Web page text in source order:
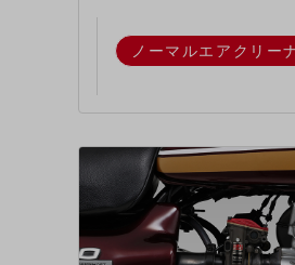
ノーマルエアクリー